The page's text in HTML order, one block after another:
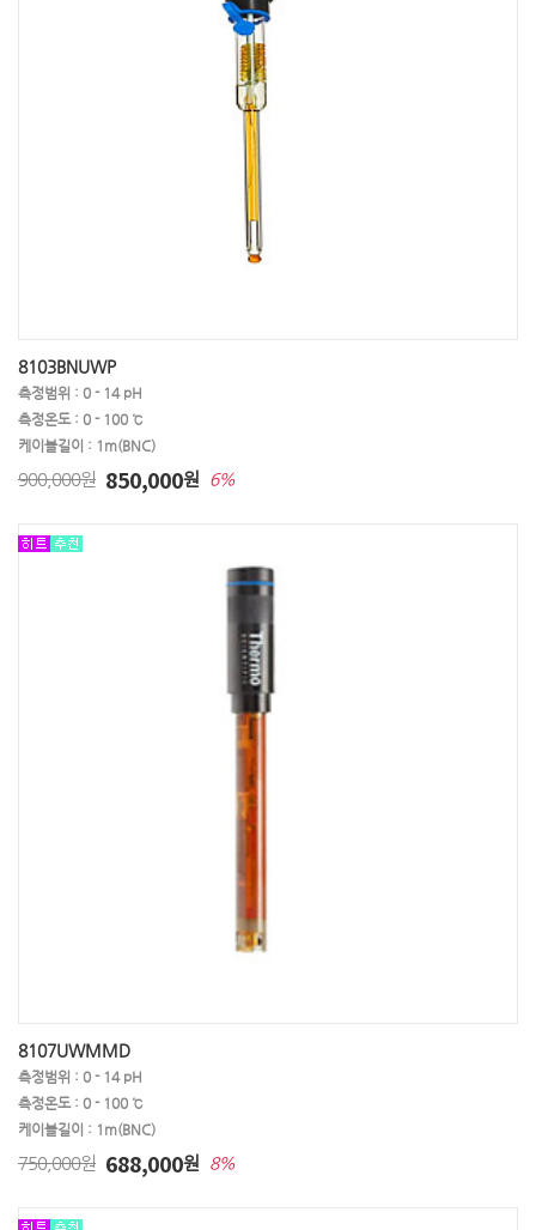
8103BNUWP
측정범위 : 0 - 14 pH
측정온도 : 0 - 100 ℃
케이블길이 : 1m(BNC)
900,000원 850,000원 6%
8107UWMMD
측정범위 : 0 - 14 pH
측정온도 : 0 - 100 ℃
케이블길이 : 1m(BNC)
750,000원 688,000원 8%